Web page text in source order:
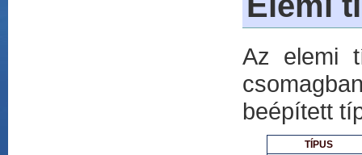
Az elemi
beépített
TÍPUS